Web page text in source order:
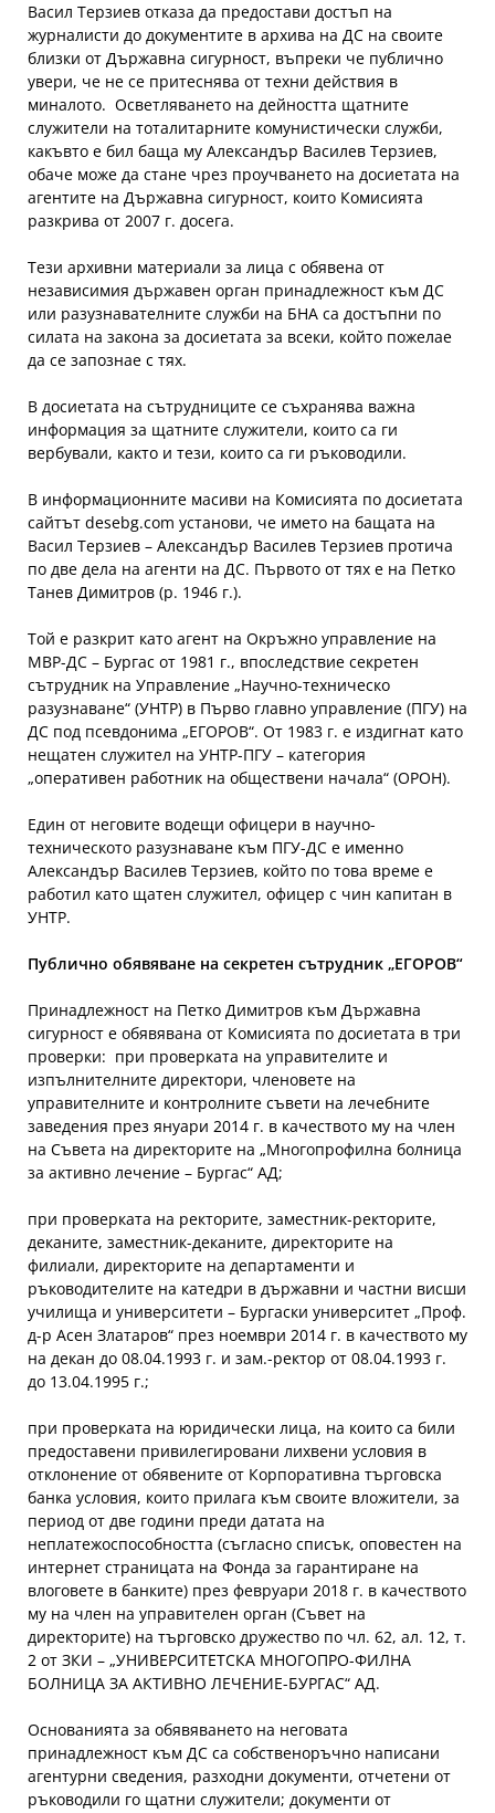
Васил Терзиев отказа да предостави достъп на
журналисти до документите в архива на ДС на своите
близки от Държавна сигурност, въпреки че публично
увери, че не се притеснява от техни действия в
миналото. Осветляването на дейността щатните
служители на тоталитарните комунистически служби,
какъвто е бил баща му Александър Василев Терзиев,
обаче може да стане чрез проучването на досиетата на
агентите на Държавна сигурност, които Комисията
разкрива от 2007 г. досега.
Тези архивни материали за лица с обявена от
независимия държавен орган принадлежност към ДС
или разузнавателните служби на БНА са достъпни по
силата на закона за досиетата за всеки, който пожелае
да се запознае с тях.
В досиетата на сътрудниците се съхранява важна
информация за щатните служители, които са ги
вербували, както и тези, които са ги ръководили.
В информационните масиви на Комисията по досиетата
сайтът desebg.com установи, че името на бащата на
Васил Терзиев – Александър Василев Терзиев протича
по две дела на агенти на ДС. Първото от тях е на Петко
Танев Димитров (р. 1946 г.).
Той е разкрит като агент на Окръжно управление на
МВР-ДС – Бургас от 1981 г., впоследствие секретен
сътрудник на Управление „Научно-техническо
разузнаване“ (УНТР) в Първо главно управление (ПГУ) на
ДС под псевдонима „ЕГОРОВ“. От 1983 г. е издигнат като
нещатен служител на УНТР-ПГУ – категория
„оперативен работник на обществени начала“ (ОРОН).
Един от неговите водещи офицери в научно-
техническото разузнаване към ПГУ-ДС е именно
Александър Василев Терзиев, който по това време е
работил като щатен служител, офицер с чин капитан в
УНТР.
Публично обявяване на секретен сътрудник „ЕГОРОВ“
Принадлежност на Петко Димитров към Държавна
сигурност е обявявана от Комисията по досиетата в три
проверки: при проверката на управителите и
изпълнителните директори, членовете на
управителните и контролните съвети на лечебните
заведения през януари 2014 г. в качеството му на член
на Съвета на директорите на „Многопрофилна болница
за активно лечение – Бургас“ АД;
при проверката на ректорите, заместник-ректорите,
деканите, заместник-деканите, директорите на
филиали, директорите на департаменти и
ръководителите на катедри в държавни и частни висши
училища и университети – Бургаски университет „Проф.
д-р Асен Златаров“ през ноември 2014 г. в качеството му
на декан до 08.04.1993 г. и зам.-ректор от 08.04.1993 г.
до 13.04.1995 г.;
при проверката на юридически лица, на които са били
предоставени привилегировани лихвени условия в
отклонение от обявените от Корпоративна търговска
банка условия, които прилага към своите вложители, за
период от две години преди датата на
неплатежоспособността (съгласно списък, оповестен на
интернет страницата на Фонда за гарантиране на
влоговете в банките) през февруари 2018 г. в качеството
му на член на управителен орган (Съвет на
директорите) на търговско дружество по чл. 62, ал. 12, т.
2 от ЗКИ – „УНИВЕРСИТЕТСКА МНОГОПРО-ФИЛНА
БОЛНИЦА ЗА АКТИВНО ЛЕЧЕНИЕ-БУРГАС“ АД.
Основанията за обявяването на неговата
принадлежност към ДС са собственоръчно написани
агентурни сведения, разходни документи, отчетени от
ръководили го щатни служители; документи от